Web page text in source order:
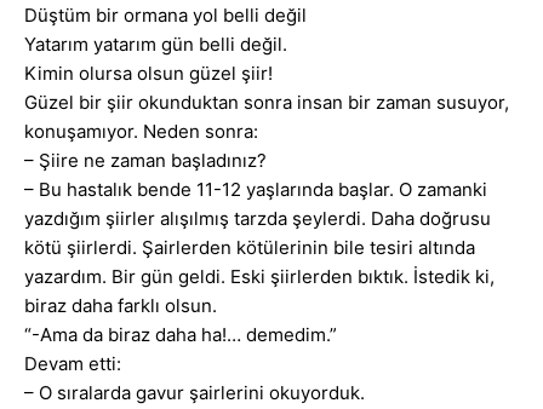
Düştüm bir ormana yol belli değil
Yatarım yatarım gün belli değil.
Kimin olursa olsun güzel şiir!
Güzel bir şiir okunduktan sonra insan bir zaman susuyor,
konuşamıyor. Neden sonra:
– Şiire ne zaman başladınız?
– Bu hastalık bende 11-12 yaşlarında başlar. O zamanki
yazdığım şiirler alışılmış tarzda şeylerdi. Daha doğrusu
kötü şiirlerdi. Şairlerden kötülerinin bile tesiri altında
yazardım. Bir gün geldi. Eski şiirlerden bıktık. İstedik ki,
biraz daha farklı olsun.
“-Ama da biraz daha ha!… demedim.”
Devam etti:
– O sıralarda gavur şairlerini okuyorduk.